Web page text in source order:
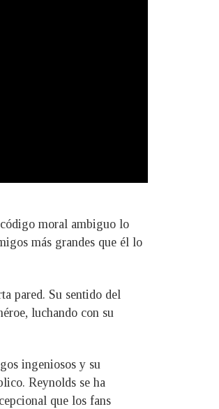
moral ambiguo lo
más grandes que él lo
pared. Su sentido del
luchando con su
ingeniosos y su
Reynolds se ha
que los fans